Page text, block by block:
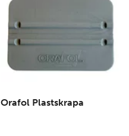
Orafol Plastskrapa